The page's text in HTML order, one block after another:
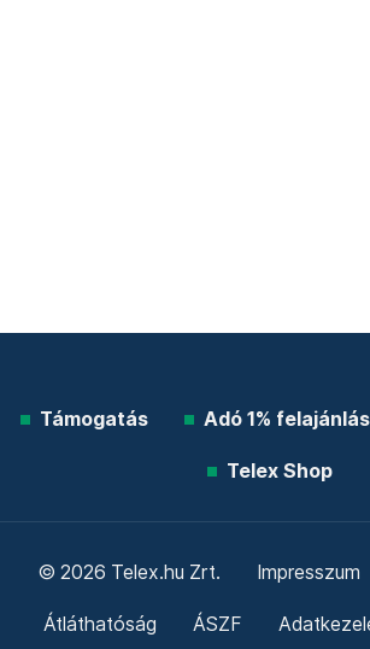
Támogatás Adó 1% felajánlás
Telex Shop
© 2026 Telex.hu Zrt. Impresszum
Átláthatóság ÁSZF